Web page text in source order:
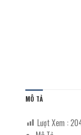
MÔ TẢ
Lượt Xem :